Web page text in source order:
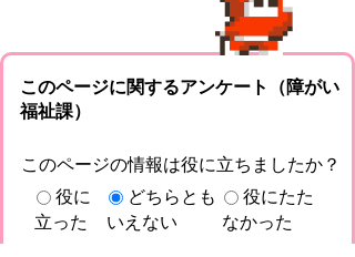
このページに関するアンケート（障がい
福祉課）
このページの情報は役に立ちましたか？
役に
立った
どちらとも
いえない
役にたた
なかった